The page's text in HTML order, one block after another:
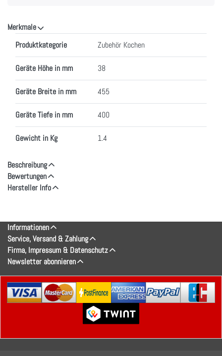
Merkmale
Produktkategorie Zubehör Kochen
Geräte Höhe in mm 38
Geräte Breite in mm 455
Geräte Tiefe in mm 400
Gewicht in Kg 1.4
Beschreibung
Bewertungen
Hersteller Info
Informationen
Service, Versand & Zahlung
Firma, Impressum & Datenschutz
Newsletter abonnieren